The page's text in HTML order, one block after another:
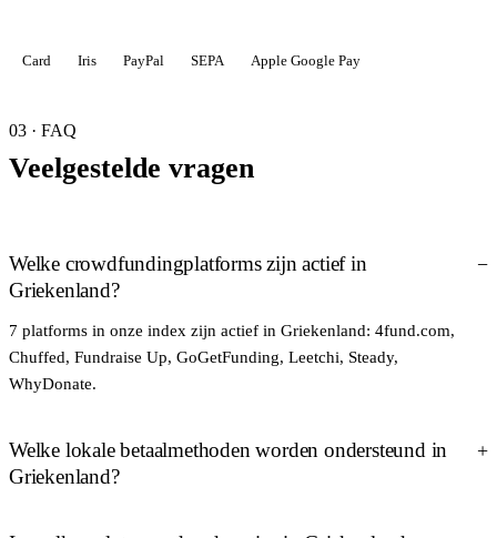
Card Iris PayPal SEPA Apple Google Pay
03 · FAQ
Veelgestelde vragen
Welke crowdfundingplatforms zijn actief in
Griekenland?
7 platforms in onze index zijn actief in Griekenland: 4fund.com,
Chuffed, Fundraise Up, GoGetFunding, Leetchi, Steady,
WhyDonate.
Welke lokale betaalmethoden worden ondersteund in
Griekenland?